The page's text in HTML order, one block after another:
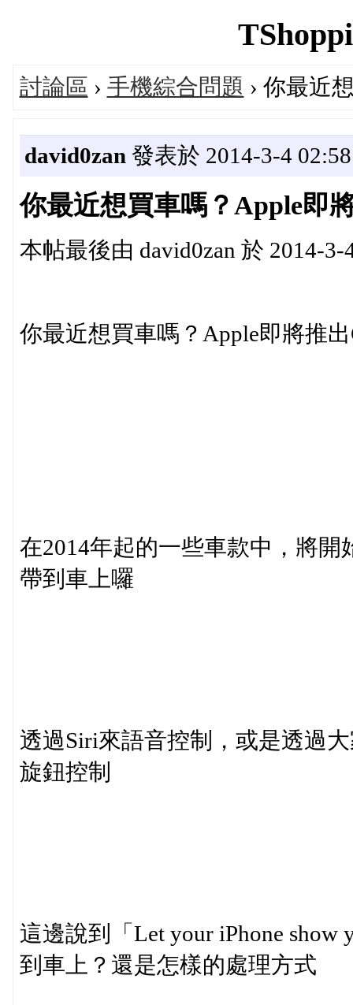
討論區 › 手機綜合問題 › 你最近
david0zan 發表於 2014-3-4
你最近想買車嗎？Apple即
本帖最後由 david0zan 於 2014-3-
你最近想買車嗎？Apple即將推出
在2014年起的一些車款中，將開
帶到車上囉
透過Siri來語音控制，或是透過
旋鈕控制
這邊說到「Let your iPhone
到車上？還是怎樣的處理方式